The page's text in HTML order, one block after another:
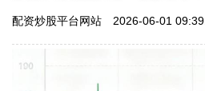
配资炒股平台网站 2026-06-01